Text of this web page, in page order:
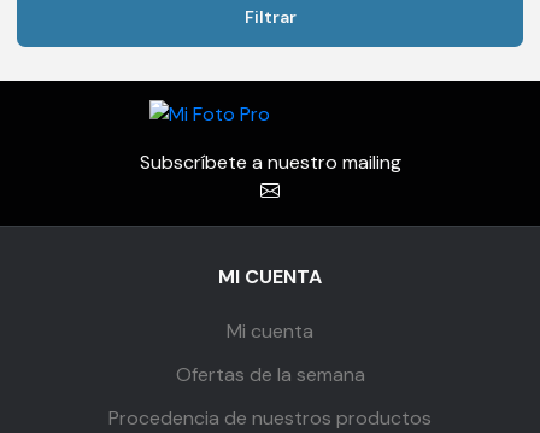
Filtrar
Subscríbete a nuestro mailing
MI CUENTA
Mi cuenta
Ofertas de la semana
Procedencia de nuestros productos